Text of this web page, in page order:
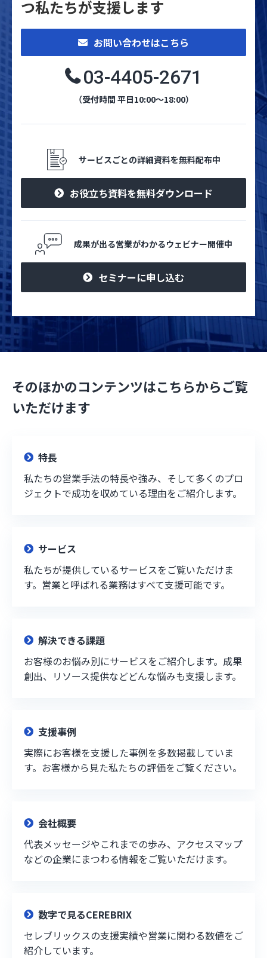
つ私たちが支援します
お問い合わせはこちら
03-4405-2671
（受付時間 平日10:00～18:00）
サービスごとの詳細資料を無料配布中
お役立ち資料を無料ダウンロード
成果が出る営業がわかるウェビナー開催中
セミナーに申し込む
そのほかのコンテンツはこちらからご覧
いただけます
特長
私たちの営業手法の特長や強み、そして多くのプロ
ジェクトで成功を収めている理由をご紹介します。
サービス
私たちが提供しているサービスをご覧いただけま
す。営業と呼ばれる業務はすべて支援可能です。
解決できる課題
お客様のお悩み別にサービスをご紹介します。成果
創出、リソース提供などどんな悩みも支援します。
支援事例
実際にお客様を支援した事例を多数掲載していま
す。お客様から見た私たちの評価をご覧ください。
会社概要
代表メッセージやこれまでの歩み、アクセスマップ
などの企業にまつわる情報をご覧いただけます。
数字で見るCEREBRIX
セレブリックスの支援実績や営業に関わる数値をご
紹介しています。